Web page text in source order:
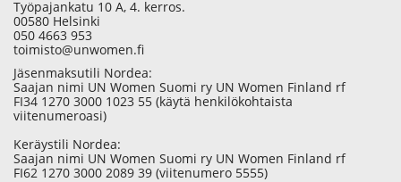
Työpajankatu 10 A, 4. kerros.
00580 Helsinki
050 4663 953
toimisto@unwomen.fi
Jäsenmaksutili Nordea:
Saajan nimi UN Women Suomi ry UN Women Finland rf
FI34 1270 3000 1023 55 (käytä henkilökohtaista
viitenumeroasi)
Keräystili Nordea:
Saajan nimi UN Women Suomi ry UN Women Finland rf
FI62 1270 3000 2089 39 (viitenumero 5555)